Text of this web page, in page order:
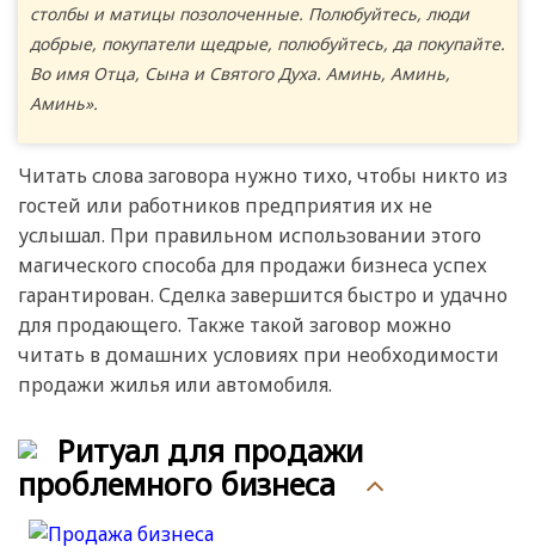
столбы и матицы позолоченные. Полюбуйтесь, люди
добрые, покупатели щедрые, полюбуйтесь, да покупайте.
Во имя Отца, Сына и Святого Духа. Аминь, Аминь,
Аминь».
Читать слова заговора нужно тихо, чтобы никто из
гостей или работников предприятия их не
услышал. При правильном использовании этого
магического способа для продажи бизнеса успех
гарантирован. Сделка завершится быстро и удачно
для продающего. Также такой заговор можно
читать в домашних условиях при необходимости
продажи жилья или автомобиля.
Ритуал для продажи
проблемного бизнеса